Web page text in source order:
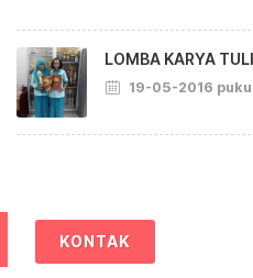
LOMBA KARYA
19-05-2016
KONTAK